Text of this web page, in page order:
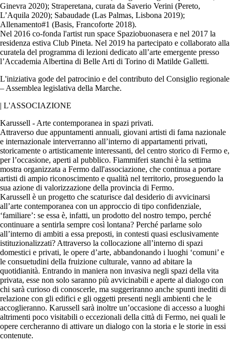
Ginevra 2020); Straperetana, curata da Saverio Verini (Pereto,
L’Aquila 2020); Sabaudade (Las Palmas, Lisbona 2019);
Allenamento#1 (Basis, Francoforte 2018).
Nel 2016 co-fonda l'artist run space Spaziobuonasera e nel 2017 la
residenza estiva Club Pineta. Nel 2019 ha partecipato e collaborato alla
curatela del programma di lezioni dedicato all’arte emergente presso
l’Accademia Albertina di Belle Arti di Torino di Matilde Galletti.
L'iniziativa gode del patrocinio e del contributo del Consiglio regionale
– Assemblea legislativa della Marche.
| L'ASSOCIAZIONE
Karussell - Arte contemporanea in spazi privati.
Attraverso due appuntamenti annuali, giovani artisti di fama nazionale
e internazionale interverranno all’interno di appartamenti privati,
storicamente o artisticamente interessanti, del centro storico di Fermo e,
per l’occasione, aperti al pubblico. Fiammiferi stanchi è la settima
mostra organizzata a Fermo dall'associazione, che continua a portare
artisti di ampio riconoscimento e qualità nel territorio, proseguendo la
sua azione di valorizzazione della provincia di Fermo.
Karussell è un progetto che scaturisce dal desiderio di avvicinarsi
all’arte contemporanea con un approccio di tipo confidenziale,
‘familiare’: se essa è, infatti, un prodotto del nostro tempo, perché
continuare a sentirla sempre così lontana? Perché parlarne solo
all’interno di ambiti a essa preposti, in contesti quasi esclusivamente
istituzionalizzati? Attraverso la collocazione all’interno di spazi
domestici e privati, le opere d’arte, abbandonando i luoghi ‘comuni’ e
le consuetudini della fruizione culturale, vanno ad abitare la
quotidianità. Entrando in maniera non invasiva negli spazi della vita
privata, esse non solo saranno più avvicinabili e aperte al dialogo con
chi sarà curioso di conoscerle, ma suggeriranno anche spunti inediti di
relazione con gli edifici e gli oggetti presenti negli ambienti che le
accoglieranno. Karussell sarà inoltre un’occasione di accesso a luoghi
altrimenti poco visitabili o eccezionali della città di Fermo, nei quali le
opere cercheranno di attivare un dialogo con la storia e le storie in essi
contenute.